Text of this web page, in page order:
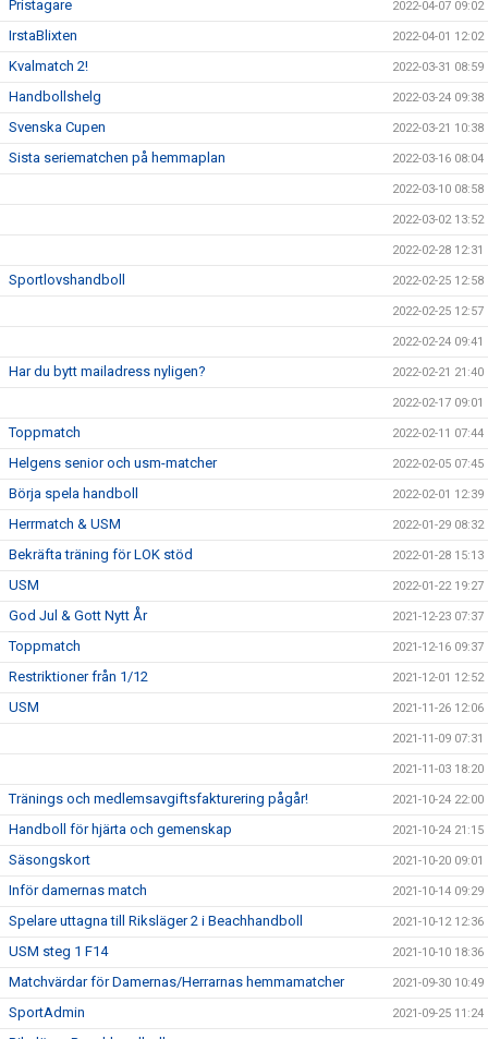
Pristagare 2022-04-07 09:02
IrstaBlixten 2022-04-01 12:02
Kvalmatch 2! 2022-03-31 08:59
Handbollshelg 2022-03-24 09:38
Svenska Cupen 2022-03-21 10:38
Sista seriematchen på hemmaplan 2022-03-16 08:04
2022-03-10 08:58
2022-03-02 13:52
2022-02-28 12:31
Sportlovshandboll 2022-02-25 12:58
2022-02-25 12:57
2022-02-24 09:41
Har du bytt mailadress nyligen? 2022-02-21 21:40
2022-02-17 09:01
Toppmatch 2022-02-11 07:44
Helgens senior och usm-matcher 2022-02-05 07:45
Börja spela handboll 2022-02-01 12:39
Herrmatch & USM 2022-01-29 08:32
Bekräfta träning för LOK stöd 2022-01-28 15:13
USM 2022-01-22 19:27
God Jul & Gott Nytt År 2021-12-23 07:37
Toppmatch 2021-12-16 09:37
Restriktioner från 1/12 2021-12-01 12:52
USM 2021-11-26 12:06
2021-11-09 07:31
2021-11-03 18:20
Tränings och medlemsavgiftsfakturering pågår! 2021-10-24 22:00
Handboll för hjärta och gemenskap 2021-10-24 21:15
Säsongskort 2021-10-20 09:01
Inför damernas match 2021-10-14 09:29
Spelare uttagna till Riksläger 2 i Beachhandboll 2021-10-12 12:36
USM steg 1 F14 2021-10-10 18:36
Matchvärdar för Damernas/Herrarnas hemmamatcher 2021-09-30 10:49
SportAdmin 2021-09-25 11:24